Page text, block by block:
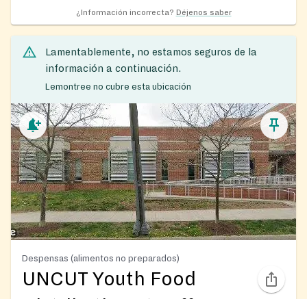
¿Información incorrecta? Déjenos saber
Lamentablemente, no estamos seguros de la
información a continuación.
Lemontree no cubre esta ubicación
Despensas (alimentos no preparados)
UNCUT Youth Food